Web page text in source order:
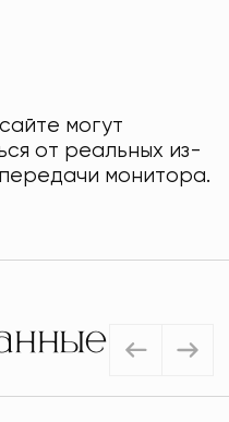
могут
от реальных из-
монитора.